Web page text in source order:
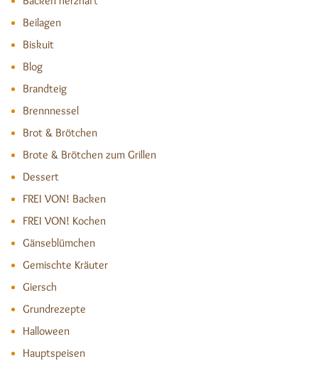
Beilagen
Biskuit
Blog
Brandteig
Brennnessel
Brot & Brötchen
Brote & Brötchen zum Grillen
Dessert
FREI VON! Backen
FREI VON! Kochen
Gänseblümchen
Gemischte Kräuter
Giersch
Grundrezepte
Halloween
Hauptspeisen